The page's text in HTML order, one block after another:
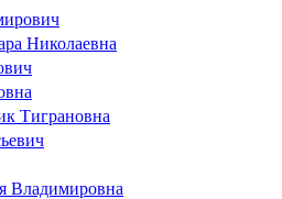
Николаевна
Тиграновна
Владимировна